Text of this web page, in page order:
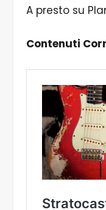
A presto su
Contenuti